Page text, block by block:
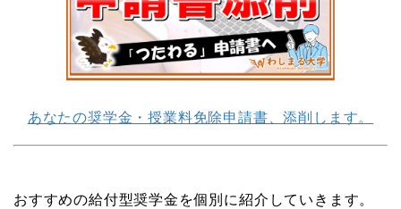
あなたの奨学金・授業料免除申請書、添削します。
おすすめの給付型奨学金を個別に紹介していきます。